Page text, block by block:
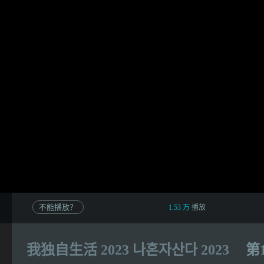
不能播放？ 1.53 万 播放
我独自生活 2023 나혼자산다 2023 第